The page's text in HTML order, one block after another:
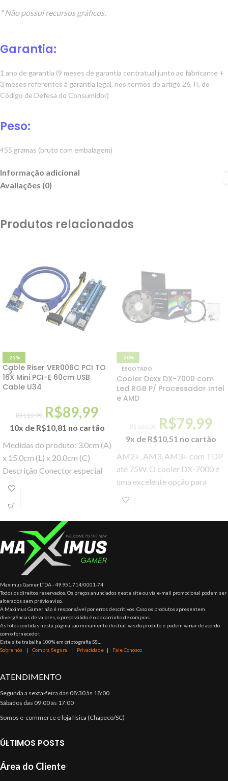
* Não possui recursos gráficos.
Garantia:
1 ano de garantia (9 meses de garantia contratual junto ao fabricante +
3 meses referentes à garantia legal, nos termos do artigo 26, II, do
Código de Defesa do Consumidor)
Peso:
455 gramas (bruto com embalagem)
Informação adicional
Avaliações (0)
Produtos relacionados
-25%
Cable Riser VER006C PCI TO
16X Mini PCI-E 60cm USB
Cable U34
R$119,99 R$89,99
10x de R$10,81 no cartão
Medidas do produto: 3.0cm (A)
x 15.0cm (L) x 20.0cm (C)
Descrição Conector especial
para placas PCI-E voltadas
-20%
ESGOTADO
Cooler Dexx DX-7000 com
Led RGB P/ Processador Intel
e AMD
R$100,00 R$79,99
9x de R$10,51 no cartão
AM2+, AM3, AM3+ com TDP
até 75W. O cooler DX-7000 é
uma excelente opção para
quem quer unir alta
Maximus Gamer LTDA - 49.951.714/0001-74
Todos os direitos reservados. Os preços anunciados neste site ou via e-mail promocional podem ser
alterados sem prévio aviso.
A Maximus Gamer não é responsável por erros descritivos. Caso os produtos apresentem
divergências de valores, o preço válido é o do carrinho de compras.
As fotos contidas nesta página são meramente ilustrativas do produto e podem variar de acordo
com o fornecedor.
Este site trabalha 100% em criptografia SSL.
Sobre nós | Compra Segura | Privacidade | Fale Conosco
ATENDIMENTO
Segunda a sexta-feira das 08:30 às 18:00
Sábados das 09:00 às 17:00
Somos e-commerce e loja física (Chapecó/SC)
ÚLTIMOS POSTS
Área do Cliente